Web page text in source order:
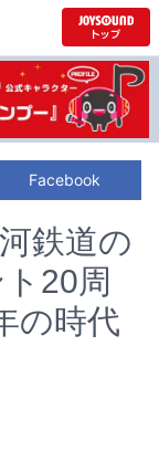
Facebook
鉄道の
20周
の時代